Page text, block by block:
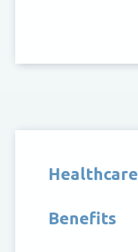
Healthcare
Benefits